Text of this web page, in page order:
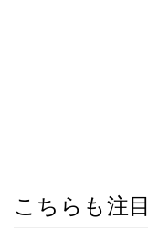
こちらも注目